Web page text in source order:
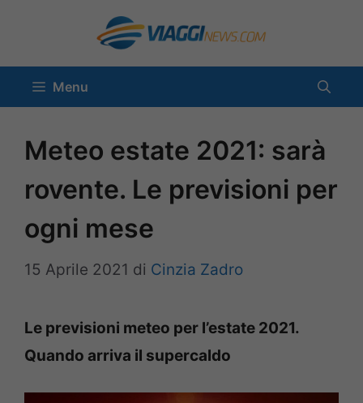
contenuto
Menu
Meteo estate 2021: sarà
rovente. Le previsioni per
ogni mese
15 Aprile 2021 di Cinzia Zadro
Le previsioni meteo per l’estate 2021.
Quando arriva il supercaldo